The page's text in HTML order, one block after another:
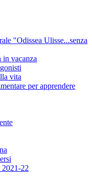
"Odissea Ulisse...senza
vacanza
vita
per apprendere
22